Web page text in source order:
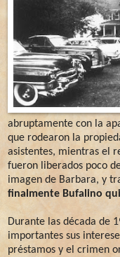
abruptamente con la
que rodearon la
asistentes, mientras el
fueron liberados poco
imagen de Barbara, y
finalmente Bufalino
Durante las década de
importantes sus
préstamos y el crimen